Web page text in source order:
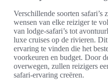
Verschillende soorten safari’s
wensen van elke reiziger te
van lodge-safari’s tot
luxe cruises op de rivieren. Dit
ervaring te vinden die het
voorkeuren en budget. Door
overwegen, zullen reizigers
safari-ervaring creëren.